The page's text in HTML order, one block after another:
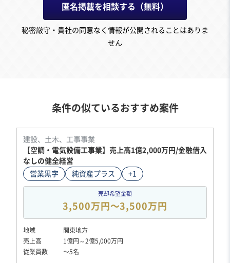
匿名掲載を相談する（無料）
秘密厳守・貴社の同意なく情報が公開されることはありま
せん
条件の似ているおすすめ案件
建設、土木、工事事業
【空調・電気設備工事業】売上高1億2,000万円/金融借入
なしの健全経営
営業黒字
純資産プラス +1
売却希望金額
3,500万円〜3,500万円
地域
関東地方
売上高
1億円～2億5,000万円
従業員数
〜5名